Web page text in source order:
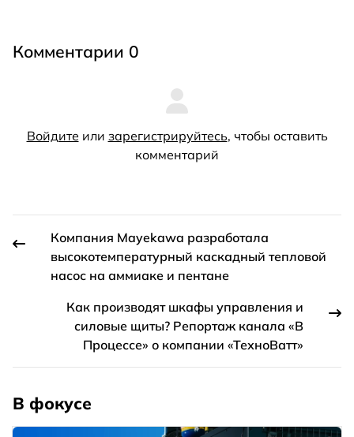
Комментарии 0
Войдите или зарегистрируйтесь, чтобы оставить
комментарий
Компания Mayekawa разработала
высокотемпературный каскадный тепловой
насос на аммиаке и пентане
Как производят шкафы управления и
силовые щиты? Репортаж канала «В
Процессе» о компании «ТехноВатт»
В фокусе